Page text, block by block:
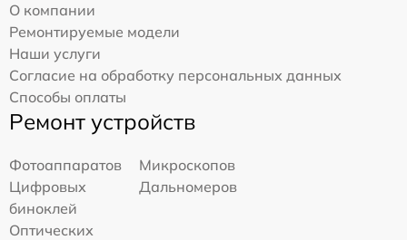
О компании
Ремонтируемые модели
Наши услуги
Согласие на обработку персональных данных
Способы оплаты
Ремонт устройств
Фотоаппаратов
Микроскопов
Цифровых
биноклей
Дальномеров
Оптических